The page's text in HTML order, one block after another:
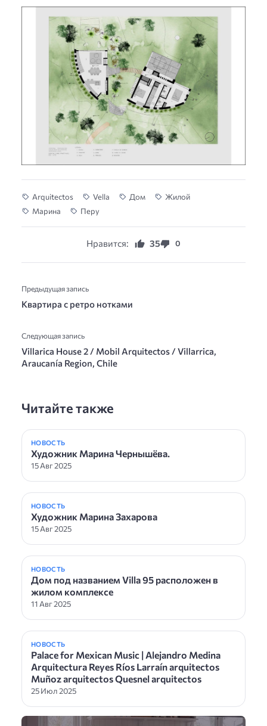
Arquitectos Vella Дом
Жилой
Марина
Перу
Нравится: 35 0
Предыдущая запись
Квартира с ретро нотками
Следующая запись
Villarica House 2 / Mobil Arquitectos / Villarrica,
Araucanía Region, Chile
Читайте также
НОВОСТЬ
Художник Марина Чернышёва.
15 Авг 2025
НОВОСТЬ
Художник Марина Захарова
15 Авг 2025
НОВОСТЬ
Дом под названием Villa 95 расположен в
жилом комплексе
11 Авг 2025
НОВОСТЬ
Palace for Mexican Music | Alejandro Medina
Arquitectura Reyes Ríos Larraín arquitectos
Muñoz arquitectos Quesnel arquitectos
25 Июл 2025